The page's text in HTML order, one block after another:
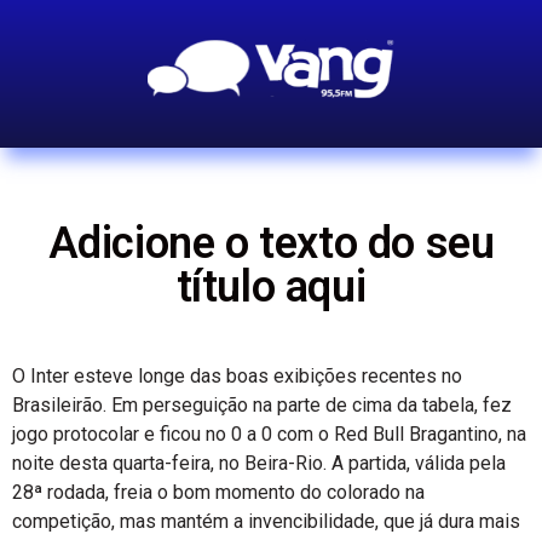
Adicione o texto do seu
título aqui
O Inter esteve longe das boas exibições recentes no
Brasileirão. Em perseguição na parte de cima da tabela, fez
jogo protocolar e ficou no 0 a 0 com o Red Bull Bragantino, na
noite desta quarta-feira, no Beira-Rio. A partida, válida pela
28ª rodada, freia o bom momento do colorado na
competição, mas mantém a invencibilidade, que já dura mais